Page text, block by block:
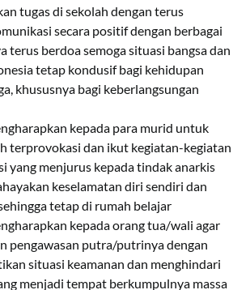
tugas di sekolah dengan terus
secara positif dengan berbagai
terus berdoa semoga situasi bangsa dan
tetap kondusif bagi kehidupan
khususnya bagi keberlangsungan
kepada para murid untuk
terprovokasi dan ikut kegiatan-kegiatan
yang menjurus kepada tindak anarkis
keselamatan diri sendiri dan
tetap di rumah belajar
kepada orang tua/wali agar
pengawasan putra/putrinya dengan
situasi keamanan dan menghindari
menjadi tempat berkumpulnya massa